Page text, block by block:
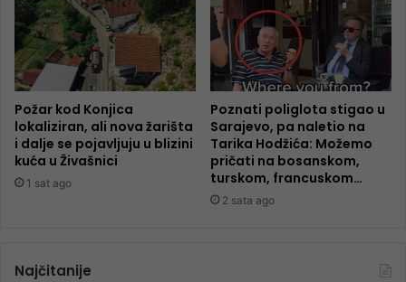
Požar kod Konjica
lokaliziran, ali nova žarišta
i dalje se pojavljuju u blizini
kuća u Živašnici
1 sat ago
Poznati poliglota stigao u
Sarajevo, pa naletio na
Tarika Hodžića: Možemo
pričati na bosanskom,
turskom, francuskom…
2 sata ago
Najčitanije